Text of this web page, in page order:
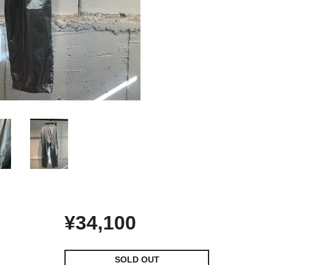
¥34,100
SOLD OUT